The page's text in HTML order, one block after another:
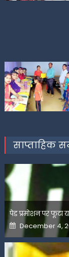
साप्ताहिक
पेड प्रमोशन पर फूटा
Posted
on
December 4,